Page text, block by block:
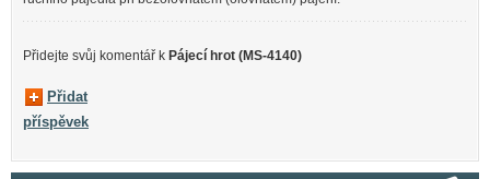
Přidejte svůj komentář k Pájecí hrot (MS-4140)
Přidat
příspěvek